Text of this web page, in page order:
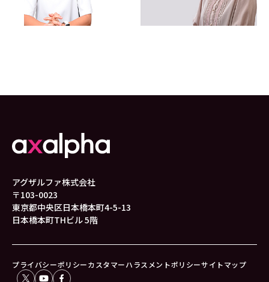
アグザルファ株式会社
〒103-0023
東京都中央区日本橋本町4-5-13
日本橋本町THビル 5階
プライバシーポリシーカスタマーハラスメントポリシーサイトマップ